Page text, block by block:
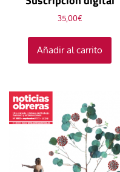
35,00€
Añadir al carrito